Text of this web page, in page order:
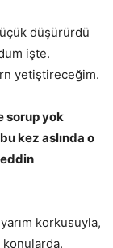
düşürürdü
işte.
yetiştireceğim.
sorup yok
kez aslında o
korkusuyla,
konularda.